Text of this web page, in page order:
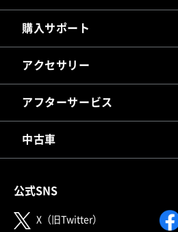
購入サポート
アクセサリー
アフターサービス
中古車
公式SNS
X（旧Twitter） （別ウィンドウ